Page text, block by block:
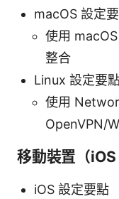
macOS 設定
使用
整合
Linux 設定要
使用
OpenVPN/
移動裝置（
iOS 設定要點